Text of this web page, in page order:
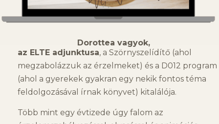
Dorottea vagyok,
az ELTE adjunktusa, a Szörnyszelídítő (ahol
megzabolázzuk az érzelmeket) és a D012 program
(ahol a gyerekek gyakran egy nekik fontos téma
feldolgozásával írnak könyvet) kitalálója.
Több mint egy évtizede úgy falom az